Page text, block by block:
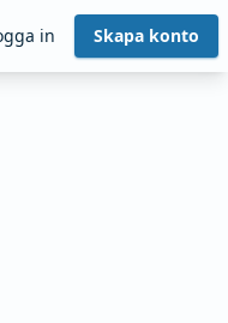
in Skapa konto